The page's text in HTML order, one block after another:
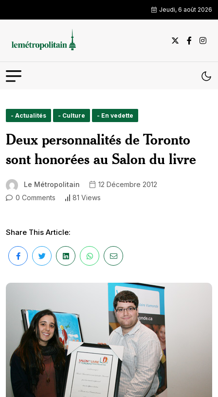
Jeudi, 6 août 2026
- Actualités - Culture - En vedette
Deux personnalités de Toronto
sont honorées au Salon du livre
Le Métropolitain
12 Décembre 2012
0 Comments
81 Views
Share This Article: